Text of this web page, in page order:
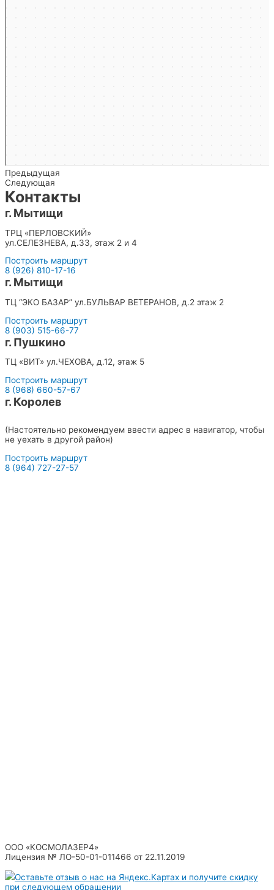
Предыдущая
Следующая
Контакты
г. Мытищи
ТРЦ «ПЕРЛОВСКИЙ»
ул.СЕЛЕЗНЕВА, д.33, этаж 2 и 4
Построить маршрут
8 (926) 810-17-16
г. Мытищи
ТЦ “ЭКО БАЗАР” ул.БУЛЬВАР ВЕТЕРАНОВ, д.2 этаж 2
Построить маршрут
8 (903) 515-66-77
г. Пушкино
ТЦ «ВИТ» ул.ЧЕХОВА, д.12, этаж 5
Построить маршрут
8 (968) 660-57-67
г. Королев
(Настоятельно рекомендуем ввести адрес в навигатор, чтобы
не уехать в другой район)
Построить маршрут
8 (964) 727-27-57
ООО «КОСМОЛАЗЕР4»
Лицензия № ЛО-50-01-011466 от 22.11.2019
Оставьте отзыв о нас на Яндекс.Картах и получите скидку
при следующем обращении